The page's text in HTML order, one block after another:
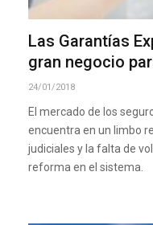
Las Garantías
gran negocio
24/01/2018
El mercado de los
encuentra en un limbo
judiciales y la falta de
reforma en el sistema.